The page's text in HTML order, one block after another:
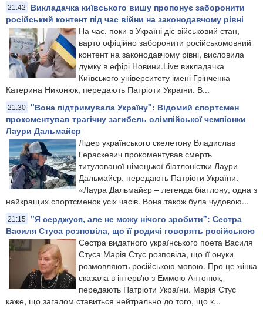
21:42
Викладачка київського вишу пропонує заборонити
російський контент під час війни на законодавчому рівні
На час, поки в Україні діє військовий стан,
варто офіційно заборонити російськомовний
контент на законодавчому рівні, висловила
думку в ефірі Новини.Live викладачка
Київського університету імені Грінченка
Катерина Никонюк, передають Патріоти України. В...
21:30 "Вона підтримувала Україну": Відомий спортсмен
прокоментував трагічну загибель олімпійської чемпіонки
Лаури Дальмайєр
Лідер українського скелетону Владислав
Гераскевич прокоментував смерть
титулованої німецької біатлоністки Лаури
Дальмайєр, передають Патріоти України.
«Лаура Дальмайєр – легенда біатлону, одна з
найкращих спортсменок усіх часів. Вона також була чудовою...
21:15
"Я серджуся, але не можу нічого зробити": Сестра
Василя Стуса розповіла, що її родичі говорять російською
Сестра видатного українського поета Василя
Стуса Марія Стус розповіла, що її онуки
розмовляють російською мовою. Про це жінка
сказала в інтерв'ю з Еммою Антонюк,
передають Патріоти України. Марія Стус
каже, що загалом ставиться нейтрально до того, що к...